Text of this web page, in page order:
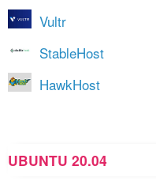
Vultr
StableHost
HawkHost
UBUNTU 20.04